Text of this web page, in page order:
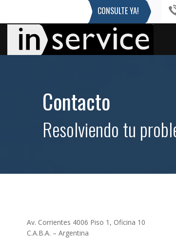
CONSULTE YA!
Contacto
Resolviendo tu
Av. Corrientes 4006 Piso 1, Oficina 10
C.A.B.A. – Argentina